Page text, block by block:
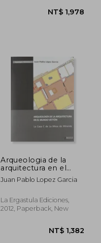
NT$
Arqueologia de la
arquitectura en el
mundo vetton
(Arqueologia Y
Juan Pablo Lopez Garcia
La Ergastula Ediciones,
2012, Paperback, New